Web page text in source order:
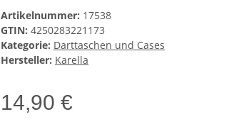
Artikelnummer: 17538
GTIN: 4250283221173
Kategorie: Darttaschen und Cases
Hersteller: Karella
14,90 €